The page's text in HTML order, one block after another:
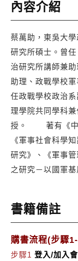
內容介紹
蔡萬助，東吳大
研究所碩士。曾
治研究所講師兼
助理、政戰學校
任政戰學校政治
理學院共同學科
授。 著有《中
《軍事社會科學
研究》、《軍事
之研究－以國軍
書籍備註
購書流程(步驟
步驟1登入/加入